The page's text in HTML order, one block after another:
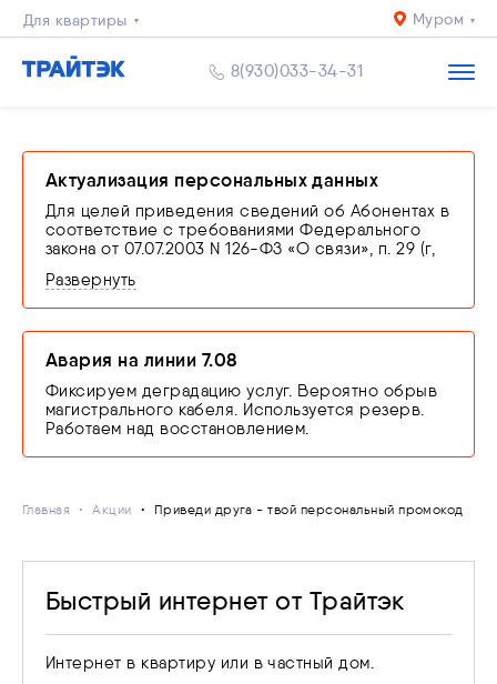
Для квартиры
Бизнесу
Муром
8(930)033-34-31
Актуализация персональных данных
Для целей приведения сведений об Абонентах в
соответствие с требованиями Федерального
закона от 07.07.2003 N 126-ФЗ «О связи», п. 29 (г,
связи, утвержденных Постановлением
Правительства РФ от 31.12.2021 N 2607
договоре об оказании услуг связи путем
представления оператору связи оригинала
документа, удостоверяющего личность.
В случае невыполнения абонентом обязанности
по подтверждению сведений или
предоставления недостоверных сведений,
устранения нарушений на основании п. 3 ст. 44
Развернуть
Авария на линии 7.08
Фиксируем деградацию услуг. Вероятно обрыв
магистрального кабеля. Используется резерв.
Работаем над восстановлением.
Главная Акции Приведи друга - твой персональный промокод
Быстрый интернет от Трайтэк
Интернет в квартиру или в частный дом.